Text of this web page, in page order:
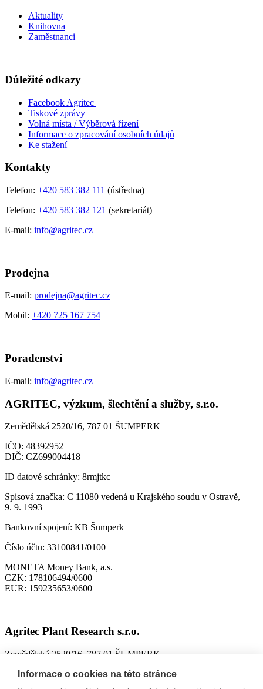
Aktuality
Knihovna
Zaměstnanci
Důležité odkazy
Facebook Agritec
Tiskové zprávy
Volná místa / Výběrová řízení
Informace o zpracování osobních údajů
Ke stažení
Kontakty
Telefon: +420 583 382 111 (ústředna)
Telefon: +420 583 382 121 (sekretariát)
E-mail: info@agritec.cz
Prodejna
E-mail: prodejna@agritec.cz
Mobil: +420 725 167 754
Poradenství
E-mail: info@agritec.cz
AGRITEC, výzkum, šlechtění a služby, s.r.o.
Zemědělská 2520/16, 787 01 ŠUMPERK
IČO: 48392952
DIČ: CZ699004418
ID datové schránky: 8rmjtkc
Spisová značka: C 11080 vedená u Krajského soudu v Ostravě,
9. 9. 1993
Bankovní spojení: KB Šumperk
Číslo účtu: 33100841/0100
MONETA Money Bank, a.s.
CZK: 178106494/0600
EUR: 159235653/0600
Agritec Plant Research s.r.o.
Zemědělská 2520/16, 787 01 ŠUMPERK
IČO:26784246
Informace o cookies na této stránce